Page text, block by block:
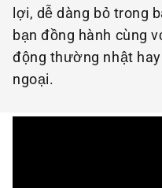
lợi, dễ dàng bỏ trong
bạn đồng hành cùng
động thường nhật
ngoại.